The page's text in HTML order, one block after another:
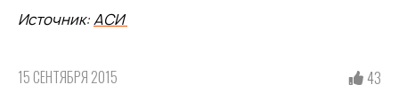
Источник:АСИ
15 СЕНТЯБРЯ 2015 43